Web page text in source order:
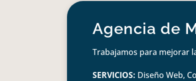
Agencia de
Trabajamos para mejorar
SERVICIOS: Diseño Web,